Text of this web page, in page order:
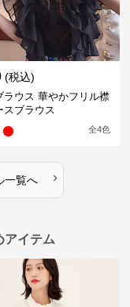
(税込)
ラウス 華やかフリル襟
スブラウス
全4色
一覧へ ›
アイテム